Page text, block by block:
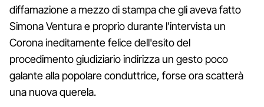
diffamazione a mezzo di stampa che gli aveva fatto
Simona Ventura e proprio durante l'intervista un
Corona ineditamente felice dell'esito del
procedimento giudiziario indirizza un gesto poco
galante alla popolare conduttrice, forse ora scatterà
una nuova querela.